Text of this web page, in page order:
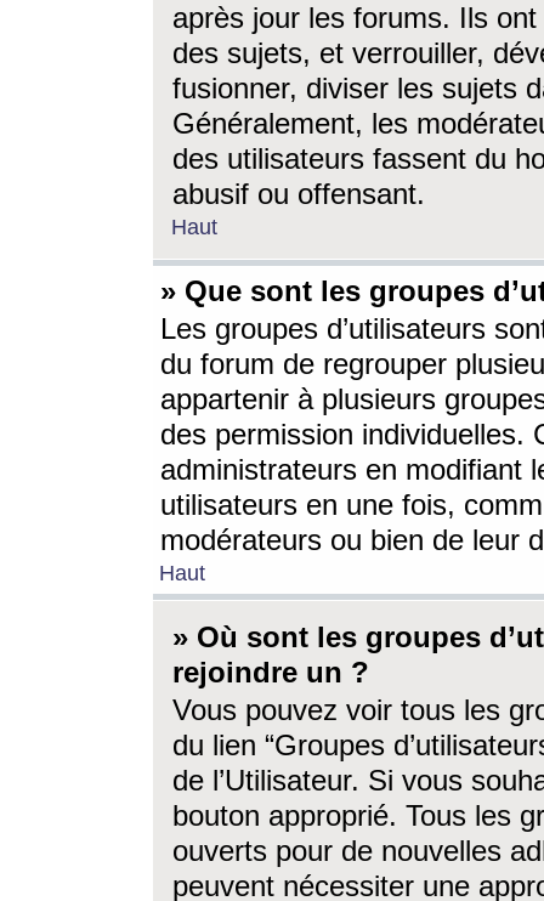
après jour les forums. Ils ont
des sujets, et verrouiller,
fusionner, diviser les sujets
Généralement, les
des utilisateurs fassent du
abusif ou offensant.
Haut
» Que sont les groupes
Les groupes d’utilisateurs
du forum de regrouper
appartenir à plusieurs
des permission individuelles.
administrateurs en modifiant
utilisateurs en une fois,
modérateurs ou bien de leur
Haut
» Où sont les groupes
rejoindre un ?
Vous pouvez voir tous les
du lien “Groupes
de l’Utilisateur. Si vous
bouton approprié. Tous les
ouverts pour de nouvelles
peuvent nécessiter une